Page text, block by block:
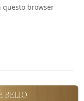
questo browser
BELLO